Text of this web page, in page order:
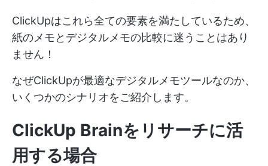
ClickUpはこれら全ての要素を満たしているため、
紙のメモとデジタルメモの比較に迷うことはあり
ません！
なぜClickUpが最適なデジタルメモツールなのか、
いくつかのシナリオをご紹介します。
ClickUp Brainをリサーチに活
用する場合